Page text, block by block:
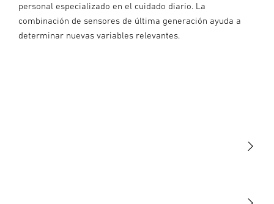
personal especializado en el cuidado diario. La
combinación de sensores de última generación ayuda a
determinar nuevas variables relevantes.